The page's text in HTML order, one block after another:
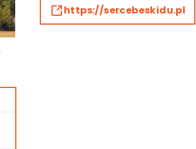
https://sercebeskidu.pl